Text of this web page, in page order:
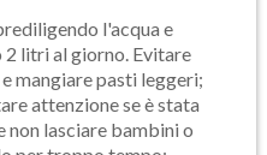
l'acqua e
2 litri al giorno. Evitare
mangiare pasti leggeri;
attenzione se è stata
non lasciare bambini o